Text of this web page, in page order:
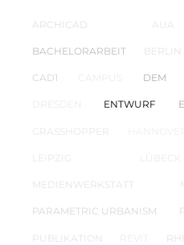
ARCHICAD AUA
BACHELORARBEIT BERLIN
CAD1 DEM
ENTWURF
GRASSHOPPER
LEIPZIG
MEDIENWERKSTATT
PARAMETRIC URBANISM
PUBLIKATION